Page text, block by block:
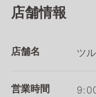
店舗情報
店舗名 ツ
営業時間